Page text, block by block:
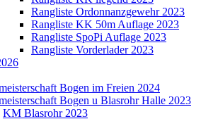
Rangliste Ordonnanzgewehr 2023
Rangliste KK 50m Auflage 2023
Rangliste SpoPi Auflage 2023
Rangliste Vorderlader 2023
Bogen im Freien 2024
Bogen u Blasrohr Halle 2023
KM Blasrohr 2023